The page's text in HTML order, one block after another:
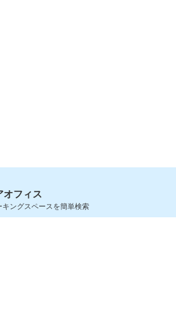
オフィス
ングスペースを簡単検索